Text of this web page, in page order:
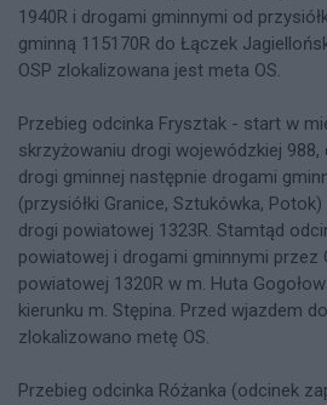
1940R i drogami gminnymi od
gminną 115170R do Łączek
OSP zlokalizowana jest meta OS.
Przebieg odcinka Frysztak - start w
skrzyżowaniu drogi wojewódzkiej
drogi gminnej następnie drogami
(przysiółki Granice, Sztukówka,
drogi powiatowej 1323R. Stamtąd
powiatowej i drogami gminnymi przez
powiatowej 1320R w m. Huta
kierunku m. Stępina. Przed wjazdem
zlokalizowano metę OS.
Przebieg odcinka Różanka (odcinek